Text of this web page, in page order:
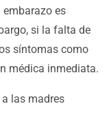
embarazo es
si la falta de
síntomas como
médica inmediata.
las madres